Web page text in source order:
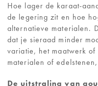
Hoe lager de karaat-
de legering zit en hoe
alternatieve materialen.
dat je sieraad minder
variatie, het maatwerk
materialen of
De uitstraling van